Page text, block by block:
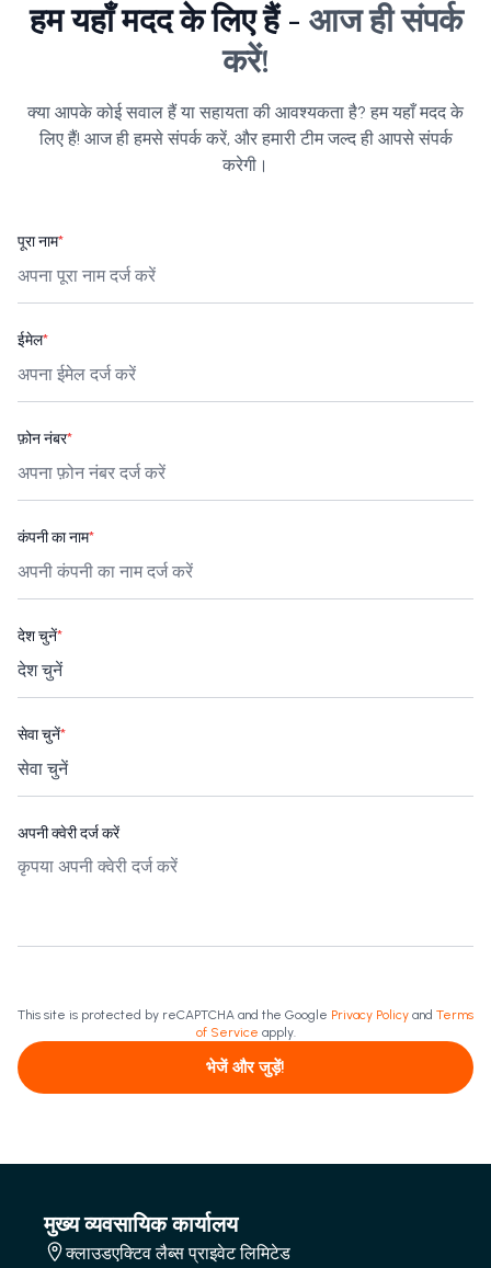
हम यहाँ मदद के लिए हैं - आज ही संपर्क
करें!
क्या आपके कोई सवाल हैं या सहायता की आवश्यकता है? हम यहाँ मदद के
लिए हैं! आज ही हमसे संपर्क करें, और हमारी टीम जल्द ही आपसे संपर्क
करेगी।
पूरा नाम*
ईमेल*
फ़ोन नंबर*
कंपनी का नाम*
देश चुनें*
सेवा चुनें*
अपनी क्वेरी दर्ज करें
This site is protected by reCAPTCHA and the Google Privacy Policy and Terms
of Service apply.
भेजें और जुड़ें!
मुख्य व्यवसायिक कार्यालय
क्लाउडएक्टिव लैब्स प्राइवेट लिमिटेड